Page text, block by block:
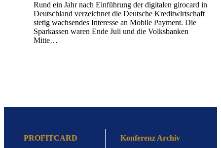
Rund ein Jahr nach Einführung der digitalen girocard in
Deutschland verzeichnet die Deutsche Kreditwirtschaft
stetig wachsendes Interesse an Mobile Payment. Die
Sparkassen waren Ende Juli und die Volksbanken
Mitte…
PROFITCARD
Konferenz Archiv